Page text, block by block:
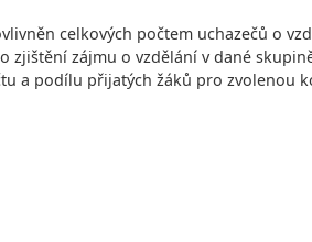
celkových počtem uchazečů o
zjištění zájmu o vzdělání v dané
a podílu přijatých žáků pro zvolenou